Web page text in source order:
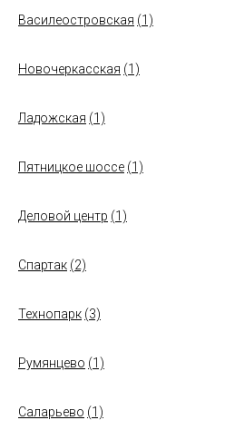
Василеостровская (1)
Новочеркасская (1)
Ладожская (1)
Пятницкое шоссе (1)
Деловой центр (1)
Спартак (2)
Технопарк (3)
Румянцево (1)
Саларьево (1)